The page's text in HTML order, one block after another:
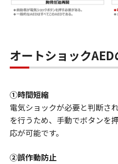
オートショック
➀時間短縮
電気ショックが必要と判断さ
を行うため、手動でボタンを
応が可能です。
②誤作動防止